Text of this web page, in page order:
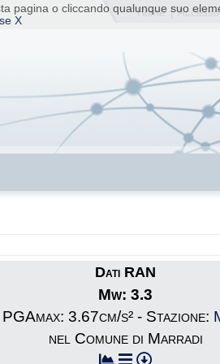
Home |Accesso
pagina o cliccando qualunque suo
X
Dati RAN
Mw: 3.3
PGAmax: 3.67cm/s² - Stazione:
nel Comune di Marradi